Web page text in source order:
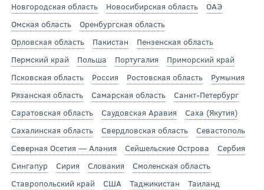
Новгородская область
Новосибирская область
ОАЭ
Омская область
Оренбургская область
Орловская область
Пакистан
Пензенская область
Пермский край
Польша Португалия
Приморский край
Псковская область
Россия Ростовская область
Румыния
Рязанская область
Самарская область
Санкт-Петербург
Саратовская область
Саудовская Аравия
Саха (Якутия)
Сахалинская область
Свердловская область
Севастополь
Северная Осетия — Алания
Сейшельские Острова
Сербия
Сингапур
Сирия Словакия
Смоленская область
Ставропольский край
США Таджикистан
Таиланд